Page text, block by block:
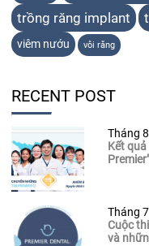
trồng răng implant
viêm nướu vôi răng
RECENT POST
Tháng
Kết
Tháng
Cuộc
và